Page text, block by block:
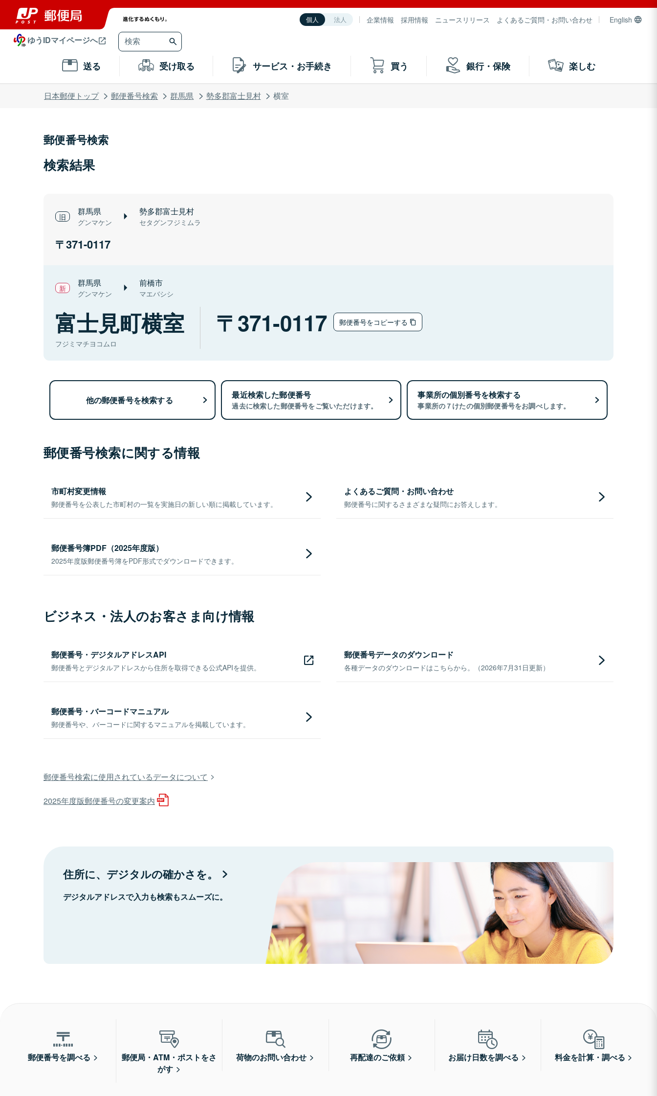
個人 法人 企業情報 採用情報 ニュースリリース よくあるご質問・お問い合わせ English
ゆうIDマイページへ
送る 受け取る サービス・お手続き 買う 銀行・保険 楽しむ
日本郵便トップ 郵便番号検索 群馬県 勢多郡富士見村 横室
郵便番号検索
検索結果
群馬県
グンマケン
勢多郡富士見村
セタグンフジミムラ
371-0117
群馬県
グンマケン
前橋市
マエバシシ
富士見町横室
フジミマチヨコムロ
371-0117 郵便番号をコピーする
他の郵便番号を検索する 最近検索した郵便番号
過去に検索した郵便番号をご覧いただけます。
事業所の個別番号を検索する
事業所の７けたの個別郵便番号をお調べします。
郵便番号検索に関する情報
市町村変更情報
郵便番号を公表した市町村の一覧を実施日の新しい順に掲載しています。
よくあるご質問・お問い合わせ
郵便番号に関するさまざまな疑問にお答えします。
郵便番号簿PDF（2025年度版）
2025年度版郵便番号簿をPDF形式でダウンロードできます。
ビジネス・法人のお客さま向け情報
郵便番号・デジタルアドレスAPI
郵便番号とデジタルアドレスから住所を取得できる公式APIを提供。
郵便番号データのダウンロード
各種データのダウンロードはこちらから。（2026年7月31日更新）
郵便番号・バーコードマニュアル
郵便番号や、バーコードに関するマニュアルを掲載しています。
郵便番号検索に使用されているデータについて
2025年度版郵便番号の変更案内
住所に、デジタルの確かさを。
デジタルアドレスで入力も検索もスムーズに。
郵便番号を調べる
郵便局・ATM・ポストをさ
がす
荷物のお問い合わせ 再配達のご依頼 お届け日数を調べる 料金を計算・調べる